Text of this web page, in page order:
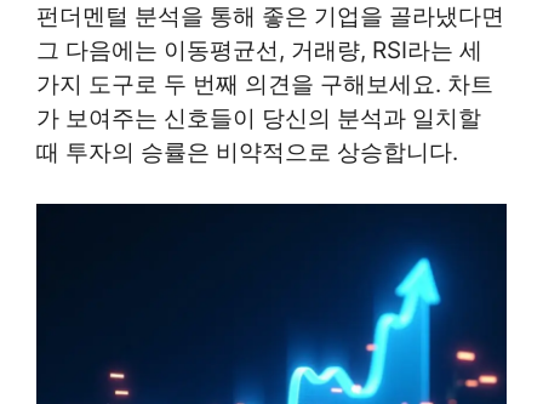
펀더멘털 분석을 통해 좋은 기업을 골라냈다면
그 다음에는 이동평균선, 거래량, RSI라는 세
가지 도구로 두 번째 의견을 구해보세요. 차트
가 보여주는 신호들이 당신의 분석과 일치할
때 투자의 승률은 비약적으로 상승합니다.